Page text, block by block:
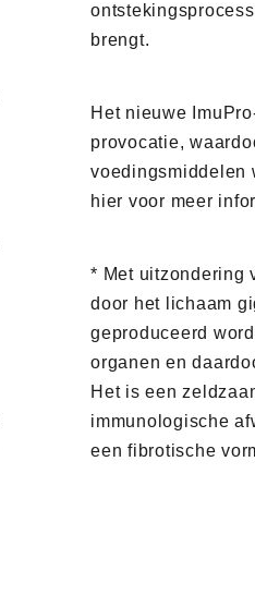
brengt.
Het nieuwe
provocatie,
voedingsmiddelen
hier voor meer
* Met uitzondering
door het lichaam
geproduceerd
organen en
Het is een
immunologische
een fibrotische